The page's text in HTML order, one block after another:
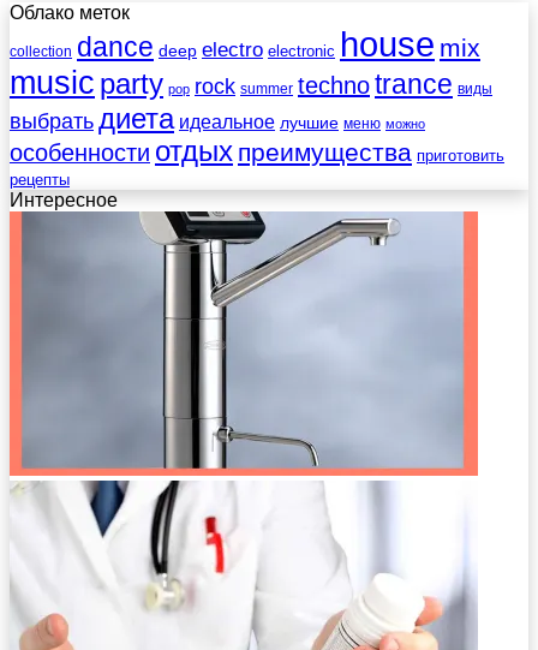
Облако меток
collection dance deep electro electronic house mix
music party pop rock summer technotrance виды
выбратьдиета идеальное лучшие меню можно
особенности отдых преимущества приготовить
рецепты
Интересное